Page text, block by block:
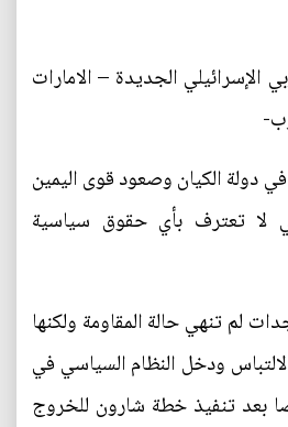
الإسرائيلي الجديدة – الامارات
في دولة الكيان وصعود قوى اليمين
لا تعترف بأي حقوق سياسية
لم تنهي حالة المقاومة ولكنها
ودخل النظام السياسي في
بعد تنفيذ خطة شارون للخروج